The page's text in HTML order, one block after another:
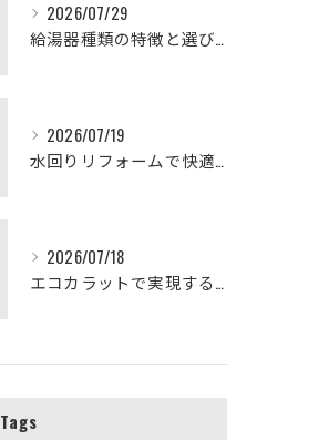
2026/07/29
給湯器種類の特徴と選び方ガイド
2026/07/19
水回りリフォームで快適な暮らしを実現する方法
2026/07/18
エコカラットで実現する快適リフォームの秘訣
Tags